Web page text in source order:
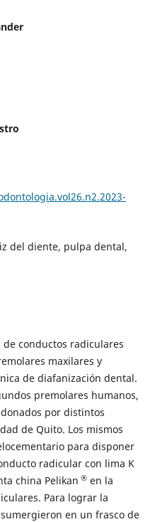
del diente, pulpa dental,
conductos radiculares
maxilares y
de diafanización dental.
premolares humanos,
por distintos
de Quito. Los mismos
para disponer
radicular con lima K
china Pelikan ®en la
Para lograr la
en un frasco de